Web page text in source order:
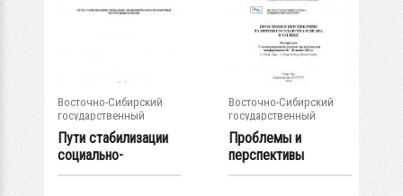
Восточно-Сибирский
государственный
университет...
Пути стабилизации
социально-
экономического...
Восточно-Сибирский
государственный
университет...
Проблемы и
перспективы
развития